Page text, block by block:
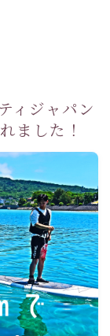
ィジャパン
ました！